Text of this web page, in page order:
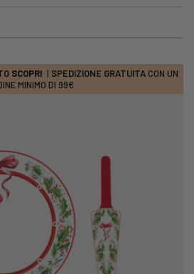
SCOPRI | SPEDIZIONE GRATUITA CON UN
MINIMO DI 99€